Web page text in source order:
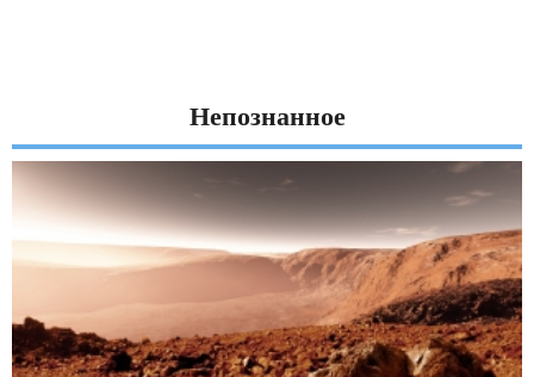
Непознанное